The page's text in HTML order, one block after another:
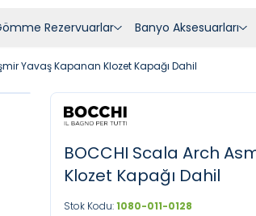
Rezervuarlar Banyo Aksesuarları
Yavaş Kapanan Klozet Kapağı Dahil
BOCCHI Scala Arch
Klozet Kapağı Dahil
Stok Kodu:1080-011-0128